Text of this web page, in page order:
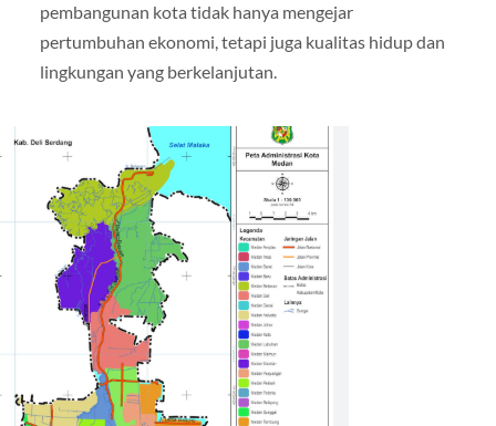
pembangunan kota tidak hanya mengejar
pertumbuhan ekonomi, tetapi juga kualitas hidup dan
lingkungan yang berkelanjutan.